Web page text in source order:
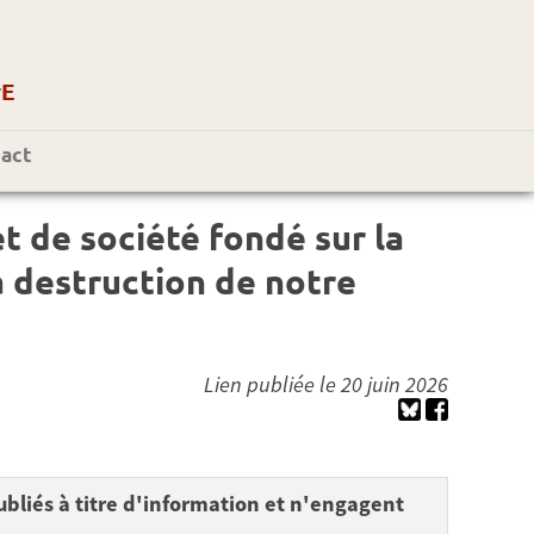
E
de société fondé sur la
destruction de notre
Lien publiée le 20 juin 2026
à titre d'information et n'engagent